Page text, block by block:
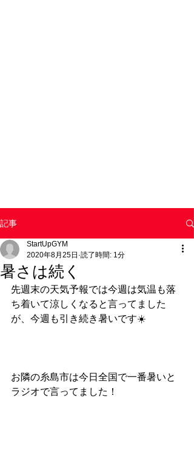
記事
暑さは続く
StartUpGYM
2020年8月25日 読了時間: 1分
先週末の天気予報では今週は気温も落
ち着いて涼しくなると言ってました
が、今週も引き続き暑いです☀️
お隣の糸島市は今日全国で一番暑いと
ラジオで言ってました！